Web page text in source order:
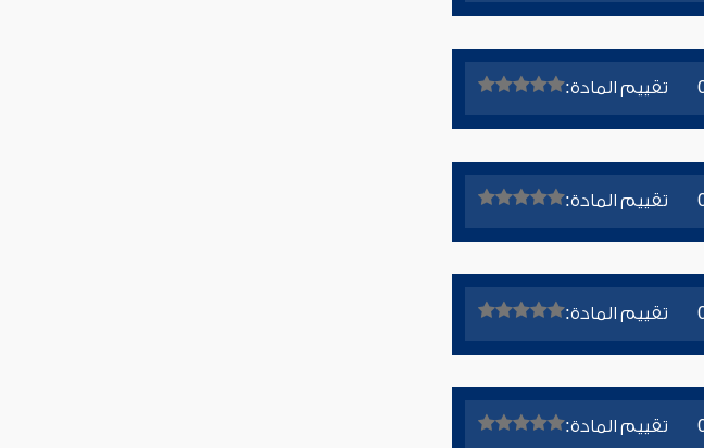
تقييم المادة:
تقييم المادة:
تقييم المادة:
تقييم المادة: